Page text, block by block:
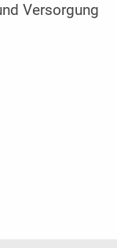
Versorgung